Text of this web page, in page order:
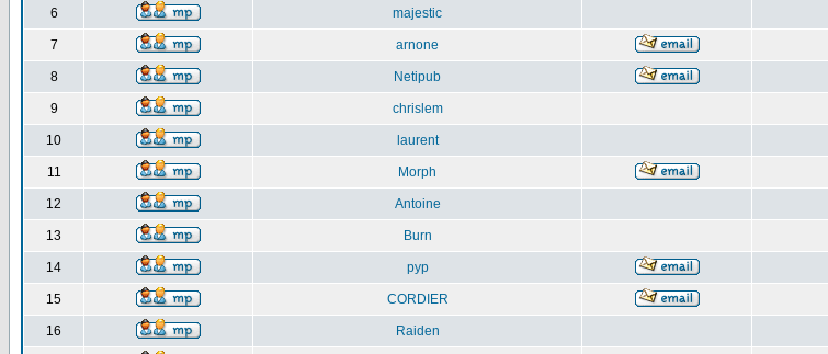
6 majestic
7 arnone
8 Netipub
9 chrislem
10 laurent
11 Morph
12 Antoine
13 Burn
14 pyp
15 CORDIER
16 Raiden